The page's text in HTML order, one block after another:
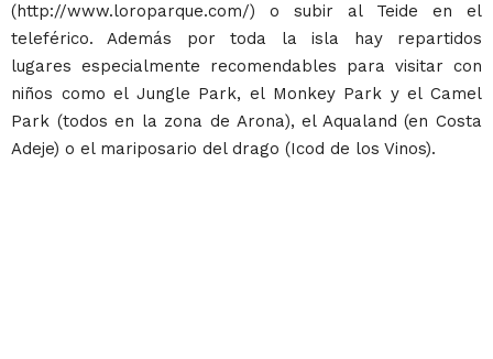
(http://www.loroparque.com/) o subir al Teide en el
teleférico. Además por toda la isla hay repartidos
lugares especialmente recomendables para visitar con
niños como el Jungle Park, el Monkey Park y el Camel
Park (todos en la zona de Arona), el Aqualand (en Costa
Adeje) o el mariposario del drago (Icod de los Vinos).